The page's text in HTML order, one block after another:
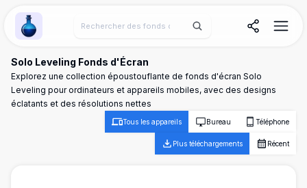
Wallpaper Alchemy
Solo Leveling Fonds d'Écran
Explorez une collection époustouflante de fonds d'écran Solo
Leveling pour ordinateurs et appareils mobiles, avec des designs
éclatants et des résolutions nettes
Tous les appareils Bureau Téléphone
Plus téléchargements Récent